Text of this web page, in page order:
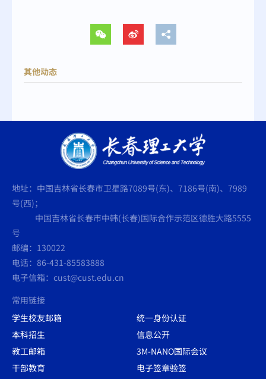
其他动态
地址：中国吉林省长春市卫星路7089号(东)、7186号(南)、7989
号(西)；
中国吉林省长春市中韩(长春)国际合作示范区德胜大路5555
号
邮编：130022
电话：86-431-85583888
电子信箱：cust@cust.edu.cn
常用链接
学生校友邮箱
统一身份认证
本科招生
信息公开
教工邮箱
3M-NANO国际会议
干部教育
电子签章验签